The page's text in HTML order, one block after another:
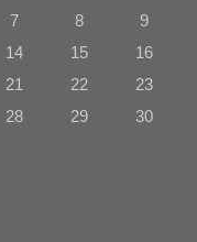
7 8
9
14 15
16
21 22
23
28 29
30